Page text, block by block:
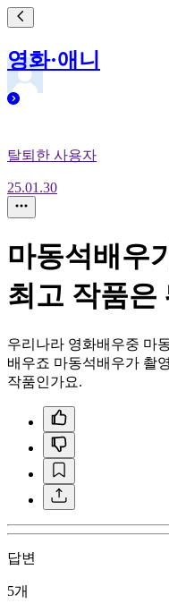
영화·애니
탈퇴한 사용자
25.01.30
마동석배우
최고 작품은
우리나라 영화배우중 마
배우죠 마동석배우가 촬
작품인가요.
답변
5개